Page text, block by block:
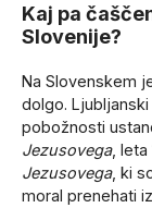
Kaj pa
Slovenije?
Na Slovenskem
dolgo.
pobožnosti
Jezusovega, leta
Jezusovega, ki
moral prenehati